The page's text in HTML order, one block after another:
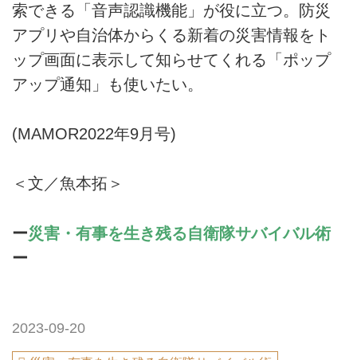
索できる「音声認識機能」が役に立つ。防災
アプリや自治体からくる新着の災害情報をト
ップ画面に表示して知らせてくれる「ポップ
アップ通知」も使いたい。
(MAMOR2022年9月号)
＜文／魚本拓＞
ー災害・有事を生き残る自衛隊サバイバル術
ー
2023-09-20